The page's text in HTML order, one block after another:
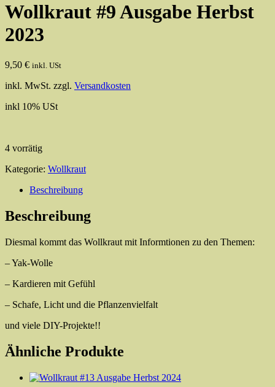
Wollkraut #9 Ausgabe Herbst
2023
9,50 € inkl. USt
inkl. MwSt. zzgl. Versandkosten
inkl 10% USt
4 vorrätig
Kategorie: Wollkraut
Beschreibung
Beschreibung
Diesmal kommt das Wollkraut mit Informtionen zu den Themen:
– Yak-Wolle
– Kardieren mit Gefühl
– Schafe, Licht und die Pflanzenvielfalt
und viele DIY-Projekte!!
Ähnliche Produkte